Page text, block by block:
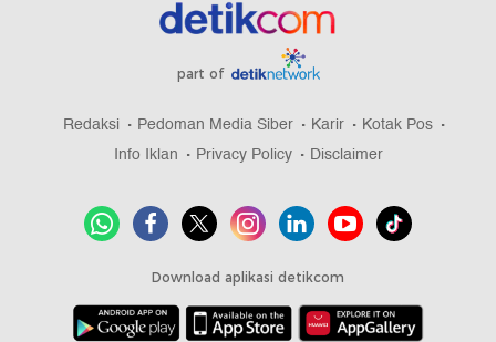
part of
Redaksi Pedoman Media Siber Karir
Kotak Pos
Info Iklan
Privacy Policy Disclaimer
Download aplikasi detikcom